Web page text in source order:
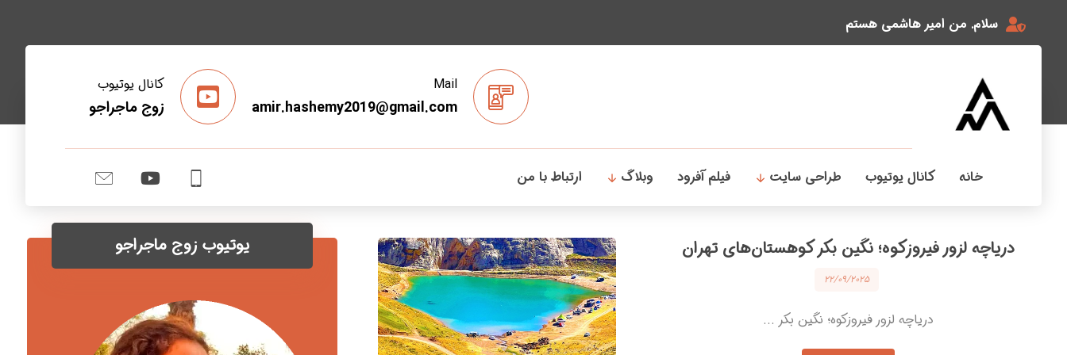
سلام. من امیر هاشمی هستم
کانال یوتیوب
زوج ماجراجو
Mail
amir.hashemy2019@gmail.com
خانه کانال یوتیوب طراحی سایت فیلم آفرود وبلاگ ارتباط با من
دریاچه لزور فیروزکوه؛ نگین بکر کوهستان‌های تهران
۲۲/۰۹/۲۰۲۵
دریاچه لزور فیروزکوه؛ نگین بکر ...
یوتیوب زوج ماجراجو